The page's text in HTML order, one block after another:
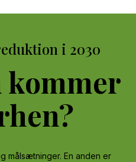
i 2030
kommer
målsætninger. En anden er